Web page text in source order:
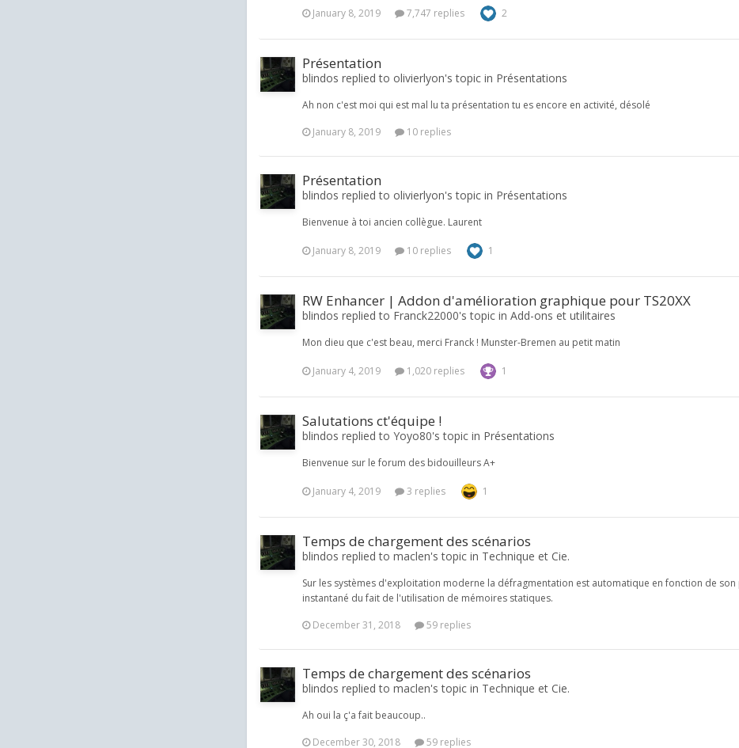
January 8, 2019 7,747 replies 2
Présentation
blindos replied to olivierlyon's topic in Présentations
Ah non c'est moi qui est mal lu ta présentation tu es encore en activité, désolé
January 8, 2019
10 replies
Présentation
blindos replied to olivierlyon's topic in Présentations
Bienvenue à toi ancien collègue. Laurent
January 8, 2019 10 replies 1
RW Enhancer | Addon d'amélioration graphique pour TS20XX
blindos replied to Franck22000's topic in Add-ons et utilitaires
Mon dieu que c'est beau, merci Franck ! Munster-Bremen au petit matin
January 4, 2019 1,020 replies 1
Salutations ct'équipe !
blindos replied to Yoyo80's topic in Présentations
Bienvenue sur le forum des bidouilleurs A+
January 4, 2019 3 replies 1
Temps de chargement des scénarios
blindos replied to maclen's topic in Technique et Cie.
Sur les systèmes d'exploitation moderne la défragmentation est automatique en fonction de son
instantané du fait de l'utilisation de mémoires statiques.
December 31, 2018
59 replies
Temps de chargement des scénarios
blindos replied to maclen's topic in Technique et Cie.
Ah oui la ç'a fait beaucoup..
December 30, 2018
59 replies